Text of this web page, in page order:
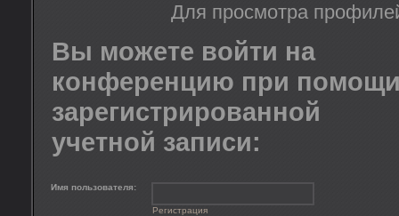
Для просмотра
Вы можете войти на
конференцию при
зарегистрированной
учетной записи:
Имя пользователя:
Регистрация